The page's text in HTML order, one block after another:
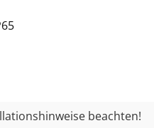
beachten!